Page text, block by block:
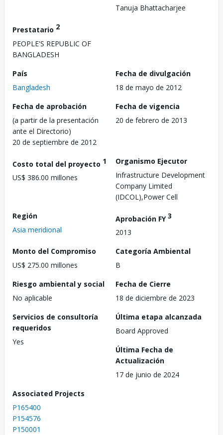
Tanuja Bhattacharjee
Prestatario 2
PEOPLE'S REPUBLIC OF
BANGLADESH
País
Bangladesh
Fecha de divulgación
18 de mayo de 2012
Fecha de aprobación
(a partir de la presentación
ante el Directorio)
20 de septiembre de 2012
Fecha de vigencia
20 de febrero de 2013
Costo total del proyecto 1
US$ 386.00 millones
Organismo Ejecutor
Infrastructure Development
Company Limited
(IDCOL),Power Cell
Región
Asia meridional
Aprobación FY3
2013
Monto del Compromiso
US$ 275.00 millones
Categoría Ambiental
B
Riesgo ambiental y social
No aplicable
Fecha de Cierre
18 de diciembre de 2023
Servicios de consultoría
requeridos
Yes
Última etapa alcanzada
Board Approved
Última Fecha de
Actualización
17 de junio de 2024
Associated Projects
P165400
P154576
P150001